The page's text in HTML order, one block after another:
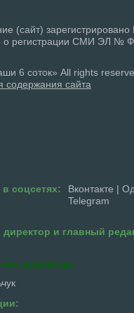
(сайт) зарегистрировано
о регистрации СМИ ЭЛ №
6 соток» All rights
содержания сайта
соцсетях: Вконтакте |
Telegram
и главный
директора